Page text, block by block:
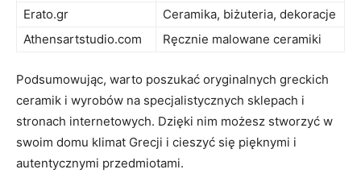
Erato.gr
Ceramika, biżuteria, dekoracje
Athensartstudio.com
Ręcznie malowane ceramiki
Podsumowując, warto​ poszukać oryginalnych ⁣greckich
ceramik ⁣i wyrobów na specjalistycznych sklepach i
stronach internetowych. Dzięki‌ nim możesz stworzyć w
swoim⁣ domu klimat Grecji i cieszyć się pięknymi i
autentycznymi przedmiotami.